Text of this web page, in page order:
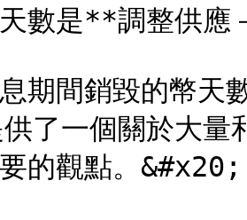
數是**調整供應
期間銷毀的幣天
了一個關於大量
的​​觀點。&#x20;